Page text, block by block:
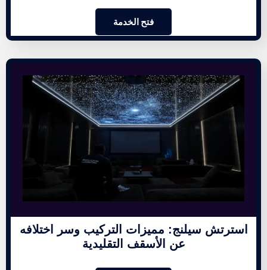
فتح الخدمة
استرتش سيلنج: مميزات التركيب وسر اختلافه
عن الأسقف التقليدية